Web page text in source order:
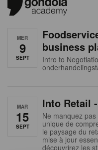
MER
9
SEPT
business
Intro to
MAR
15
SEPT
Into Retail
Ne manquez
unique de
le paysage du
mise à jour
découvrirez les